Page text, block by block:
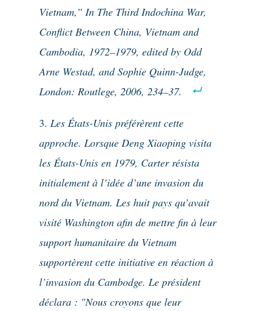
Vietnam,” In The Third Indochina War,
Conflict Between China, Vietnam and
Cambodia, 1972–1979, edited by Odd
Arne Westad, and Sophie Quinn-Judge,
London: Routlege, 2006, 234–37.
Les États-Unis préférèrent cette
approche. Lorsque Deng Xiaoping visita
les États-Unis en 1979, Carter résista
initialement à l’idée d’une invasion du
nord du Vietnam. Les huit pays qu’avait
visité Washington afin de mettre fin à leur
support humanitaire du Vietnam
supportèrent cette initiative en réaction à
l’invasion du Cambodge. Le président
déclara : "Nous croyons que leur